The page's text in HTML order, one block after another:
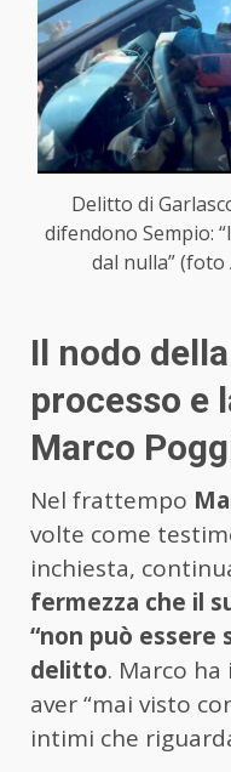
Delitto di
difendono Sempio:
dal nulla” (foto
Il nodo
processo e
Marco
Nel frattempo
volte come
inchiesta,
fermezza che il
“non può essere
delitto. Marco
aver “mai visto
intimi che